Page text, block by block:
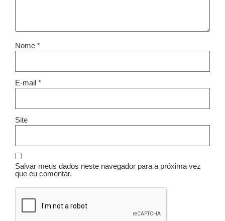
Nome *
E-mail *
Site
Salvar meus dados neste navegador para a próxima vez
que eu comentar.